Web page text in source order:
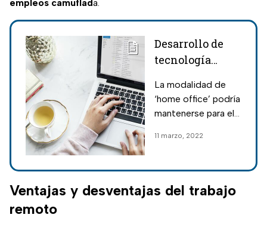
empleos camuflada.
Desarrollo de
tecnología
el 50% se
mantenga en
SAP
La modalidad de
‘home office’ podría
mantenerse para el
trabajadores debido
tecnología.
11 marzo, 2022
Ventajas y desventajas del trabajo
remoto